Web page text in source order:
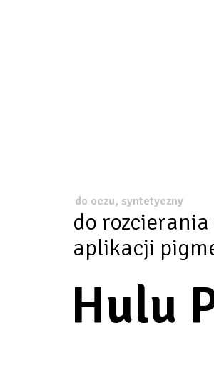
do oczu, syntetyczny
do
aplikacji
Hulu